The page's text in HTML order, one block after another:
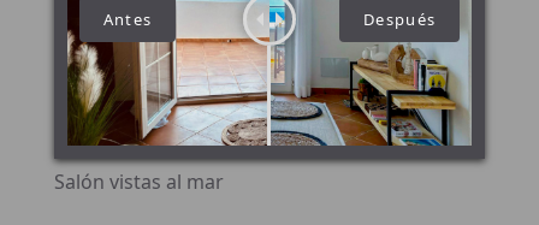
Salón vistas al mar